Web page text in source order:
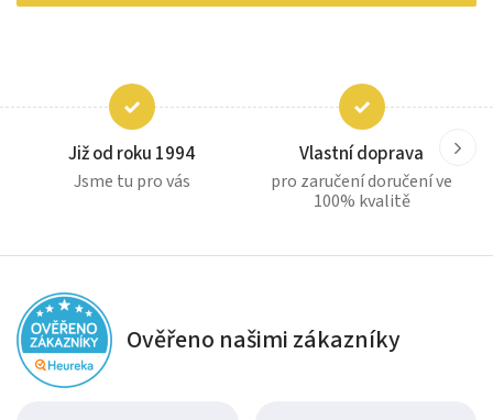
Již od roku 1994
Jsme tu pro vás
Vlastní doprava
pro zaručení doručení ve
100% kvalitě
Ověřeno našimi zákazníky